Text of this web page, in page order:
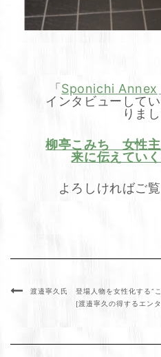
「 Sponichi Annex
インタビューして
りまし
柳亭こみち 女性
来に伝えていく
よろしければご
渡邉寧久氏 登場人物を女性化する“
[渡邉寧久の得するエン